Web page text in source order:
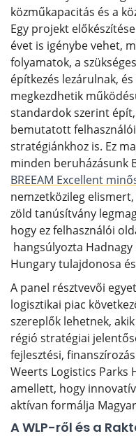
közműkapacitás és a
Egy projekt
évet is igénybe vehet,
folyamatok, a
építkezés lezárulnak,
megkezdhetik
standardok szerint
bemutatott
stratégiánkhoz is. Ez
minden beruházásunk
BREEAM Excellent
nemzetközileg
zöld tanúsítvány
hogy ez felhasználói
hangsúlyozta
Hungary tulajdonosa
A panel résztvevői
logisztikai piac
szereplők lehetnek,
régió stratégiai
fejlesztési,
Weerts Logistics Parks
amellett, hogy
aktívan formálja
A WLP-ről és a